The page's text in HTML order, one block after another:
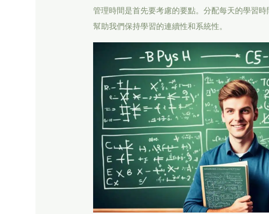
管理時間是首先要考慮的要點。分配每天的學習
幫助我們保持學習的連續性和系統性。